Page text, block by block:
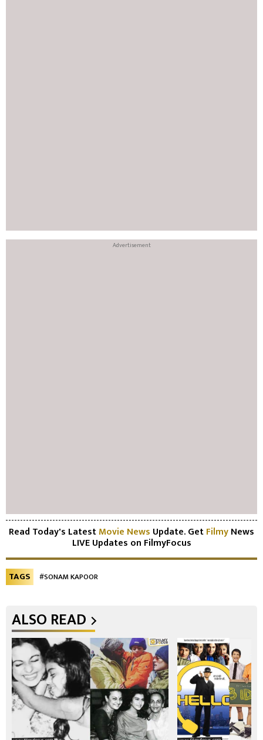
Read Today's LatestMovie News Update. GetFilmyNews
LIVE Updates on FilmyFocus
TAGS #SONAM KAPOOR
ALSO READ